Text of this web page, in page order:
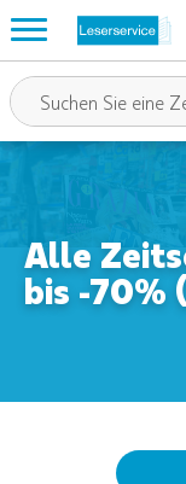
Alle
bis -70%